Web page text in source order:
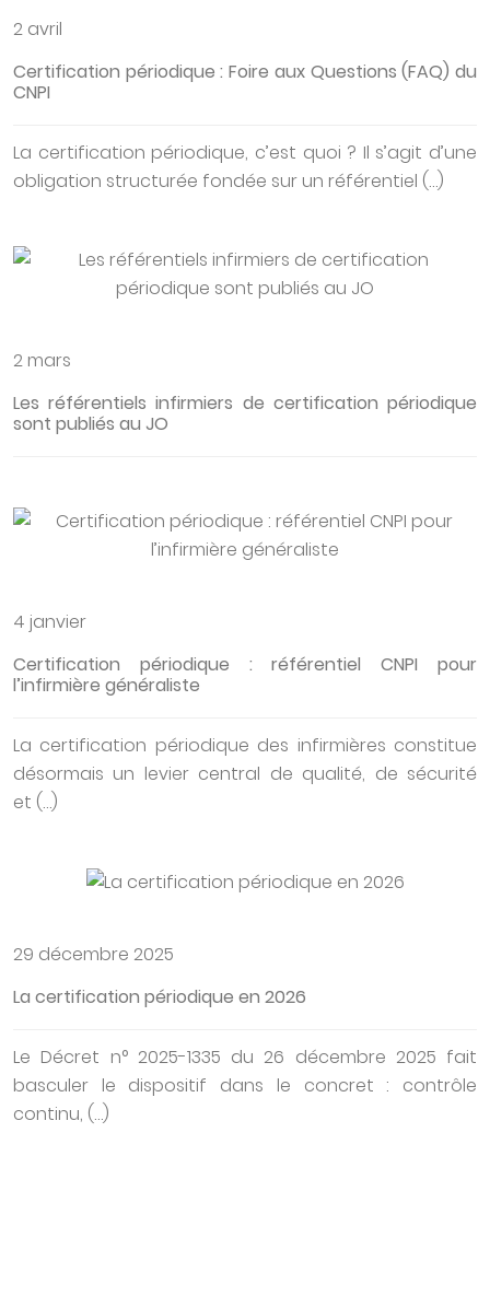
2 avril
Certification périodique : Foire aux Questions (FAQ) du
CNPI
La certification périodique, c’est quoi ? Il s’agit d’une
obligation structurée fondée sur un référentiel (…)
2 mars
Les référentiels infirmiers de certification périodique
sont publiés au JO
4 janvier
Certification périodique : référentiel CNPI pour
l’infirmière généraliste
La certification périodique des infirmières constitue
désormais un levier central de qualité, de sécurité
et (…)
29 décembre 2025
La certification périodique en 2026
Le Décret n° 2025-1335 du 26 décembre 2025 fait
basculer le dispositif dans le concret : contrôle
continu, (…)